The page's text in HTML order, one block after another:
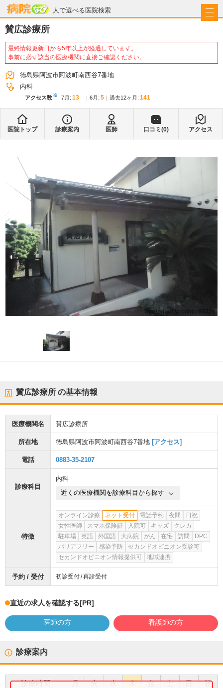
人で選べる医院検索
病院なび
賛広診療所
最終情報更新日から5年以上が経過しています。
事前に必ず該当の医療機関に直接ご確認ください。
徳島県阿波市阿波町南西谷7番地
内科
アクセス数※ 7月 : 13 6月 : 5 過去12ヶ月: 141
医院トップ 診療案内 医師 口コミ(0) アクセス
賛広診療所 の基本情報
医療機関名 賛広診療所
所在地 徳島県阿波市阿波町南西谷7番地 [アクセス]
電話 0883-35-2107
診療科目
内科
近くの医療機関を診療科目から探す
特徴
オンライン診療 ネット受付 電話予約 夜間
日祝
女性医師
スマホ保険証 入院可 キッズ
クレカ
駐車場
英語 外国語 大病院 がん 在宅 訪問
DPC
バリアフリー
感染予防
セカンドオピニオン受診可
セカンドオピニオン情報提供可
地域連携
予約 / 受付 初診受付 再診受付
直近の求人を確認する[PR]
医師の方 看護師の方
診療案内
診療時間 月 火 水 木 金 土 日 祝